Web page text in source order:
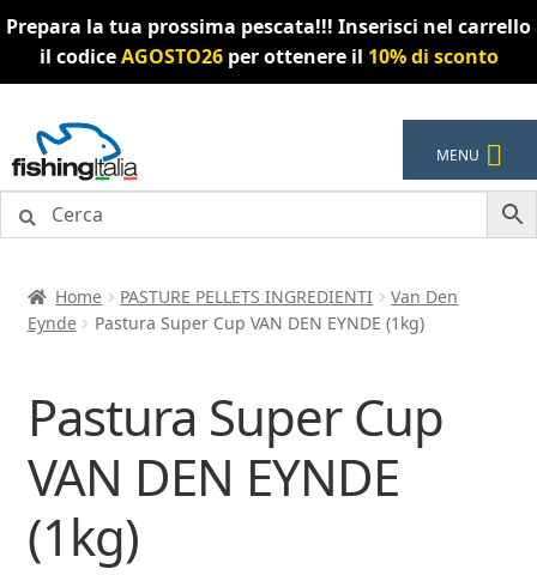
Prepara la tua prossima pescata!!! Inserisci nel carrello
il codiceAGOSTO26per ottenere il 10% di sconto
alla
navigazione
al
contenuto
MENU
Home PASTURE PELLETS INGREDIENTI
Van Den
Eynde
Pastura Super Cup VAN DEN EYNDE (1kg)
Pastura Super Cup
VAN DEN EYNDE
(1kg)